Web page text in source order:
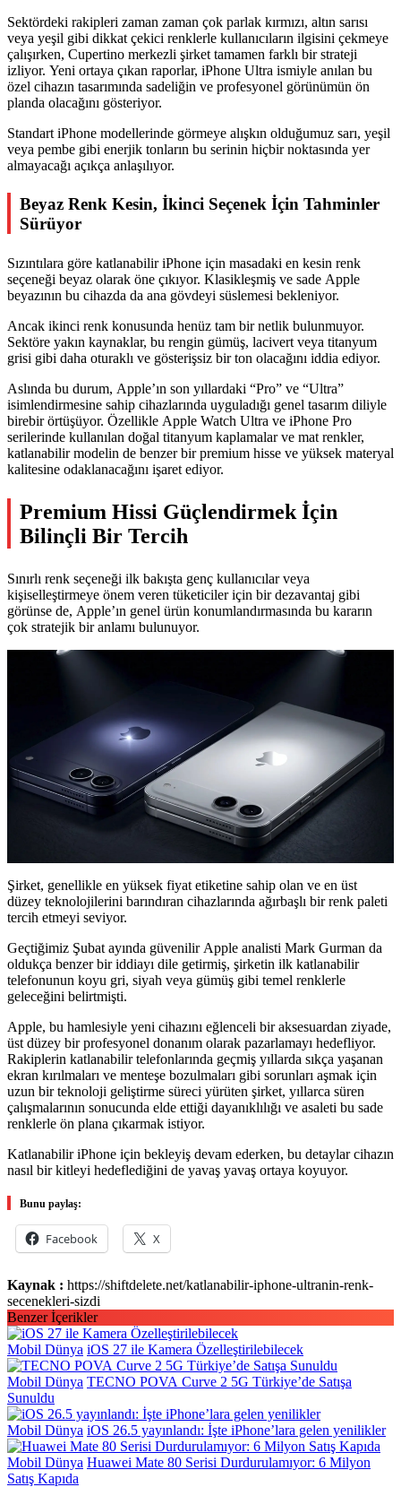
Sektördeki rakipleri zaman zaman çok parlak kırmızı, altın sarısı
veya yeşil gibi dikkat çekici renklerle kullanıcıların ilgisini çekmeye
çalışırken, Cupertino merkezli şirket tamamen farklı bir strateji
izliyor. Yeni ortaya çıkan raporlar, iPhone Ultra ismiyle anılan bu
özel cihazın tasarımında sadeliğin ve profesyonel görünümün ön
planda olacağını gösteriyor.
Standart iPhone modellerinde görmeye alışkın olduğumuz sarı, yeşil
veya pembe gibi enerjik tonların bu serinin hiçbir noktasında yer
almayacağı açıkça anlaşılıyor.
Beyaz Renk Kesin, İkinci Seçenek İçin Tahminler
Sürüyor
Sızıntılara göre katlanabilir iPhone için masadaki en kesin renk
seçeneği beyaz olarak öne çıkıyor. Klasikleşmiş ve sade Apple
beyazının bu cihazda da ana gövdeyi süslemesi bekleniyor.
Ancak ikinci renk konusunda henüz tam bir netlik bulunmuyor.
Sektöre yakın kaynaklar, bu rengin gümüş, lacivert veya titanyum
grisi gibi daha oturaklı ve gösterişsiz bir ton olacağını iddia ediyor.
Aslında bu durum, Apple’ın son yıllardaki “Pro” ve “Ultra”
isimlendirmesine sahip cihazlarında uyguladığı genel tasarım diliyle
birebir örtüşüyor. Özellikle Apple Watch Ultra ve iPhone Pro
serilerinde kullanılan doğal titanyum kaplamalar ve mat renkler,
katlanabilir modelin de benzer bir premium hisse ve yüksek materyal
kalitesine odaklanacağını işaret ediyor.
Premium Hissi Güçlendirmek İçin
Bilinçli Bir Tercih
Sınırlı renk seçeneği ilk bakışta genç kullanıcılar veya
kişiselleştirmeye önem veren tüketiciler için bir dezavantaj gibi
görünse de, Apple’ın genel ürün konumlandırmasında bu kararın
çok stratejik bir anlamı bulunuyor.
Şirket, genellikle en yüksek fiyat etiketine sahip olan ve en üst
düzey teknolojilerini barındıran cihazlarında ağırbaşlı bir renk paleti
tercih etmeyi seviyor.
Geçtiğimiz Şubat ayında güvenilir Apple analisti Mark Gurman da
oldukça benzer bir iddiayı dile getirmiş, şirketin ilk katlanabilir
telefonunun koyu gri, siyah veya gümüş gibi temel renklerle
geleceğini belirtmişti.
Apple, bu hamlesiyle yeni cihazını eğlenceli bir aksesuardan ziyade,
üst düzey bir profesyonel donanım olarak pazarlamayı hedefliyor.
Rakiplerin katlanabilir telefonlarında geçmiş yıllarda sıkça yaşanan
ekran kırılmaları ve menteşe bozulmaları gibi sorunları aşmak için
uzun bir teknoloji geliştirme süreci yürüten şirket, yıllarca süren
çalışmalarının sonucunda elde ettiği dayanıklılığı ve asaleti bu sade
renklerle ön plana çıkarmak istiyor.
Katlanabilir iPhone için bekleyiş devam ederken, bu detaylar cihazın
nasıl bir kitleyi hedeflediğini de yavaş yavaş ortaya koyuyor.
Bunu paylaş:
Facebook X
Kaynak : https://shiftdelete.net/katlanabilir-iphone-ultranin-renk-
secenekleri-sizdi
Benzer İçerikler
Mobil Dünya iOS 27 ile Kamera Özelleştirilebilecek
Mobil Dünya TECNO POVA Curve 2 5G Türkiye’de Satışa
Sunuldu
Mobil Dünya iOS 26.5 yayınlandı: İşte iPhone’lara gelen yenilikler
Mobil Dünya Huawei Mate 80 Serisi Durdurulamıyor: 6 Milyon
Satış Kapıda